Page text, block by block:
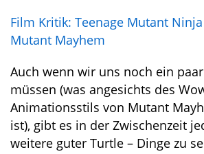
Film Kritik: Teenage Mutant
Mutant Mayhem
Auch wenn wir uns noch ein
müssen (was angesichts des
Animationsstils von Mutant
ist), gibt es in der Zwischenzeit
weitere guter Turtle – Dinge zu